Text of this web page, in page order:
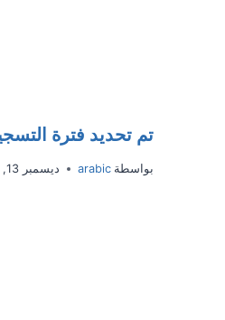
تم تحديد فترة التسجيل في
بواسطة arabic ديسمبر 13, 2025